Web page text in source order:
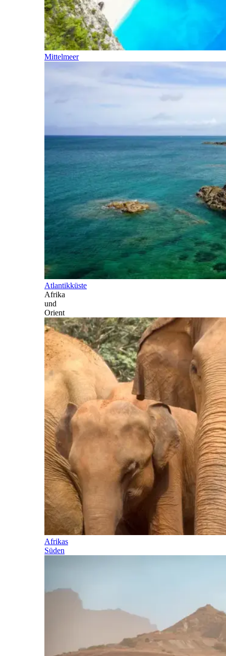
Mittelmeer
Atlantikküste
Afrika
und
Orient
Afrikas
Süden